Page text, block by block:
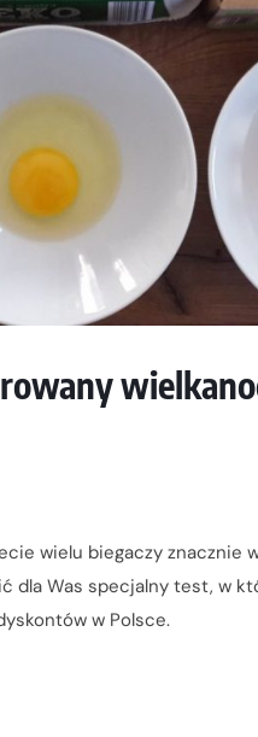
wielu biegaczy znacznie
dla Was specjalny test, w
w Polsce.